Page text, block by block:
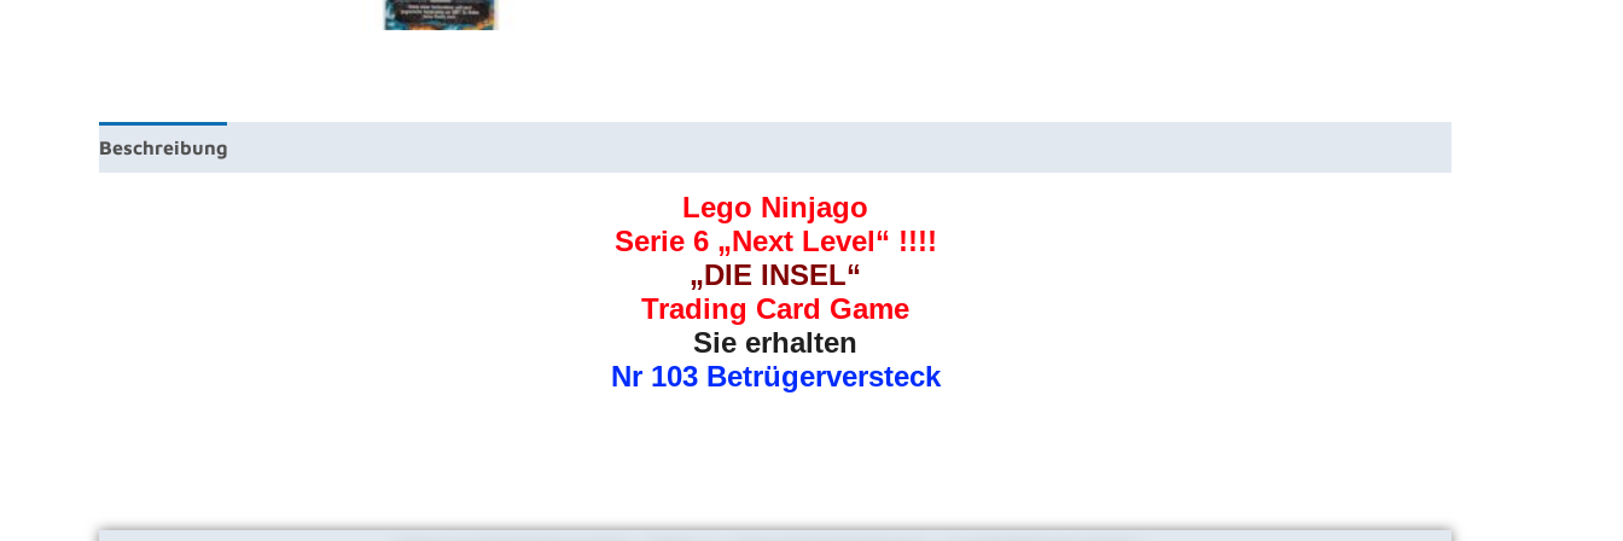
Beschreibung
Lego Ninjago
Serie 6 „Next Level“ !!!!
„DIE INSEL“
Trading Card Game
Sie erhalten
Nr 103 Betrügerversteck